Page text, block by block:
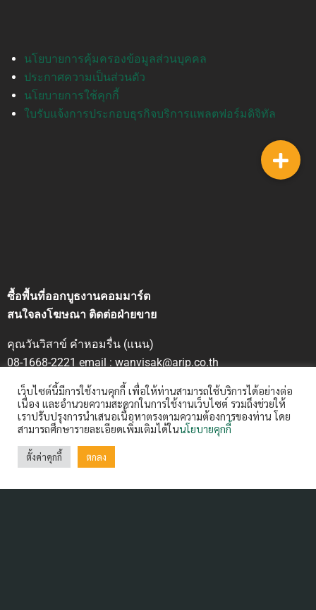
นโยบายการคุ้มครองข้อมูลส่วนบุคคล
ประกาศความเป็นส่วนตัว
นโยบายการใช้คุกกี้
ใบรับแจ้งการประกอบธุรกิจบริการแพลตฟอร์มดิจิทัล
ซื้อพื้นที่ออกบูธงานคอมมาร์ต
สนใจลงโฆษณา ติดต่อฝ่ายขาย
คุณวันวิสาข์ คำหอมรื่น (แนน)
08-1668-2221 email : wanvisak@arip.co.th
ฝากข่าวประชาสัมพันธ์
Contact us: ctm@arip.co.th
Contact Us
เว็บไซต์นี้มีการใช้งานคุกกี้ เพื่อให้ท่านสามารถใช้บริการได้อย่างต่อ
เนื่อง และอำนวยความสะดวกในการใช้งานเว็บไซต์ รวมถึงช่วยให้
เราปรับปรุงการนำเสนอเนื้อหาตรงตามความต้องการของท่าน โดย
สามารถศึกษารายละเอียดเพิ่มเติมได้ในนโยบายคุกกี้
ตั้งค่าคุกกี้ ตกลง